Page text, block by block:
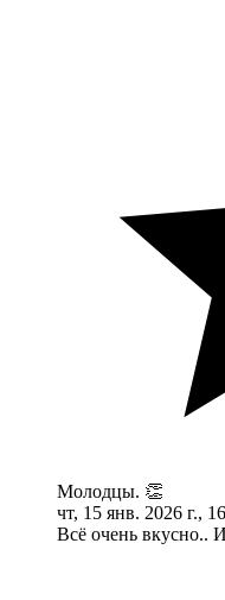
Молодцы. 👏
чт, 15 янв. 2026 г.,
Всё очень вкусно..